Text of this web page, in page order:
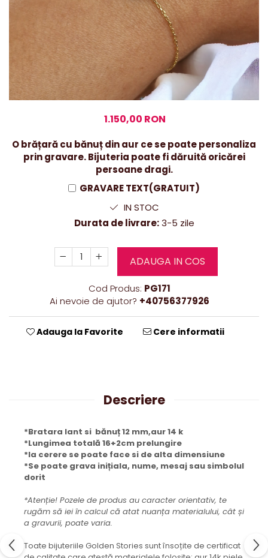
1.150,00 RON
O brățară cu bănuț din aur ce se poate personaliza
prin gravare. Bijuteria poate fi dăruită oricărei
persoane dragi.
GRAVARE TEXT(GRATUIT)
IN STOC
Durata de livrare:3-5 zile
ADAUGA IN COS
Cod Produs: PG171
Ai nevoie de ajutor? +40756377926
Adauga la Favorite Cere informatii
Descriere
*Bratara lant si bănuț 12 mm,aur 14 k
*Lungimea totală 16+2cm prelungire
*la cerere se poate face si de alta dimensiune
*Se poate grava inițiala, nume, mesaj sau simbolul
dorit
*Atenție! Pozele de produs au caracter orientativ, te
rugăm să iei în calcul că atat nuanța materialului, cât și
a gravurii, poate varia.
Toate bijuteriile Golden Stories sunt însoțite de certificat